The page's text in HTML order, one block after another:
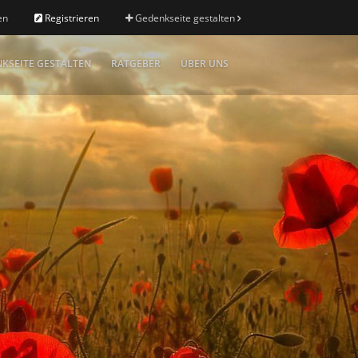
Registrieren Gedenkseite gestalten
GESTALTEN RATGEBER ÜBER UNS